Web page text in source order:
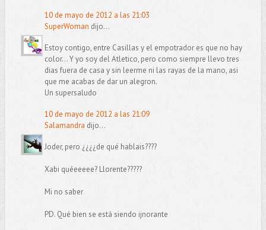
10 de mayo de 2012 a las 21:03
SuperWoman dijo...
Estoy contigo, entre Casillas y el empotrador es que no hay
color... Y yo soy del Atletico, pero como siempre llevo tres
dias fuera de casa y sin leerme ni las rayas de la mano, asi
que me acabas de dar un alegron.
Un supersaludo
10 de mayo de 2012 a las 21:09
Salamandra dijo...
Joder, pero ¿¿¿¿de qué hablais????
Xabi quéeeeee? Llorente?????
Mi no saber
PD. Qué bien se está siendo ijnorante